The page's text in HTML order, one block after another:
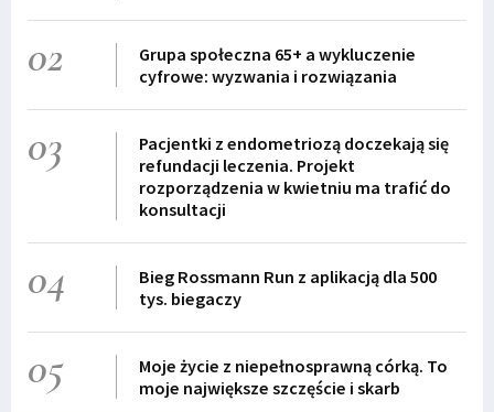
02
Grupa społeczna 65+ a wykluczenie
cyfrowe: wyzwania i rozwiązania
03
Pacjentki z endometriozą doczekają się
refundacji leczenia. Projekt
rozporządzenia w kwietniu ma trafić do
konsultacji
04
Bieg Rossmann Run z aplikacją dla 500
tys. biegaczy
05
Moje życie z niepełnosprawną córką. To
moje największe szczęście i skarb